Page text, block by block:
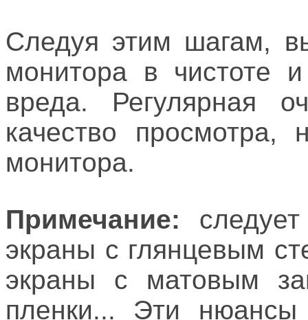
Следуя этим шагам,
монитора в чистоте
вреда. Регулярная
качество
монитора.
Примечание:
экраны с глянцевым
экраны с матовым
пленки... Эти нюансы